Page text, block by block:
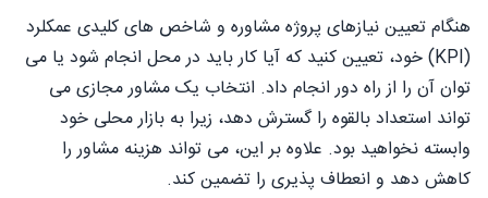
هنگام تعیین نیازهای پروژه مشاوره و شاخص های کلیدی عمکلرد
(KPI) خود، تعیین کنید که آیا کار باید در محل انجام شود یا می
توان آن را از راه دور انجام داد. انتخاب یک مشاور مجازی می
تواند استعداد بالقوه را گسترش دهد، زیرا به بازار محلی خود
وابسته نخواهید بود. علاوه بر این، می تواند هزینه مشاور را
کاهش دهد و انعطاف پذیری را تضمین کند.